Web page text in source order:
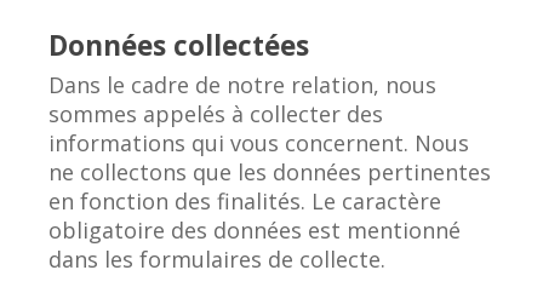
Données collectées
Dans le cadre de notre relation, nous
sommes appelés à collecter des
informations qui vous concernent. Nous
ne collectons que les données pertinentes
en fonction des finalités. Le caractère
obligatoire des données est mentionné
dans les formulaires de collecte.